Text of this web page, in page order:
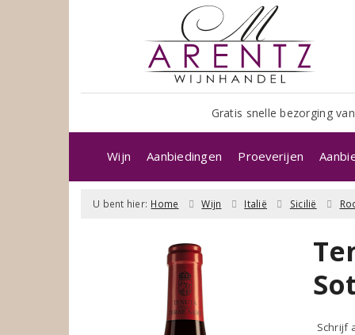
Gratis snelle bezorging
Wijn Aanbiedingen Proeverijen
U bent hier: Home Wijn Italië Sicilië
Schrijf